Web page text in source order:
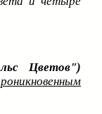
Цветов")